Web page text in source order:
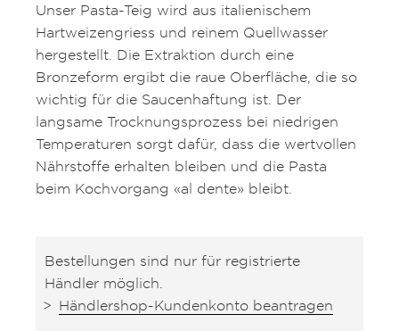
Unser Pasta-Teig wird aus italienischem
Hartweizengriess und reinem Quellwasser
hergestellt. Die Extraktion durch eine
Bronzeform ergibt die raue Oberfläche, die so
wichtig für die Saucenhaftung ist. Der
langsame Trocknungsprozess bei niedrigen
Temperaturen sorgt dafür, dass die wertvollen
Nährstoffe erhalten bleiben und die Pasta
beim Kochvorgang «al dente» bleibt.
Bestellungen sind nur für registrierte
Händler möglich.
Händlershop-Kundenkonto beantragen